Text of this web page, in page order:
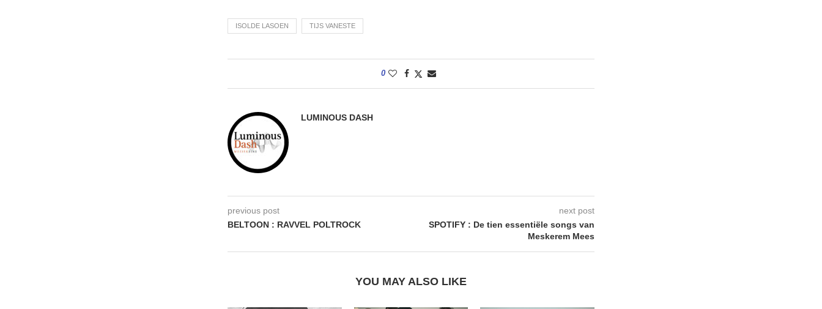
ISOLDE LASOEN TIJS VANESTE
0
LUMINOUS DASH
previous post
BELTOON : RAVVEL POLTROCK
next post
SPOTIFY : De tien essentiële songs van
Meskerem Mees
YOU MAY ALSO LIKE